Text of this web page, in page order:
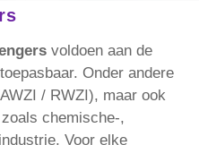
voldoen aan de
Onder andere
/ RWZI), maar ook
chemische-,
Voor elke